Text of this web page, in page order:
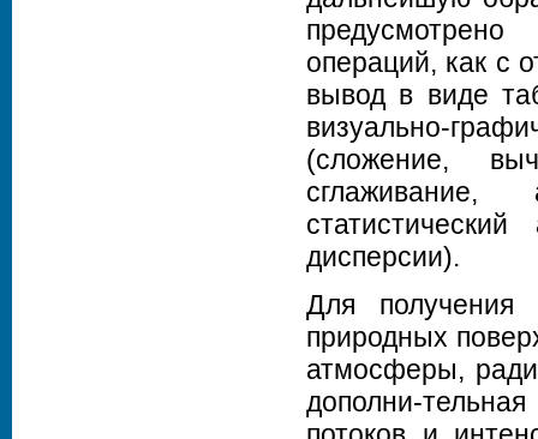
операций, как с
вывод в виде
визуально-
(сложение,
сглаживание,
дисперсии).
Для получения
природных
атмосферы, ради
дополни-